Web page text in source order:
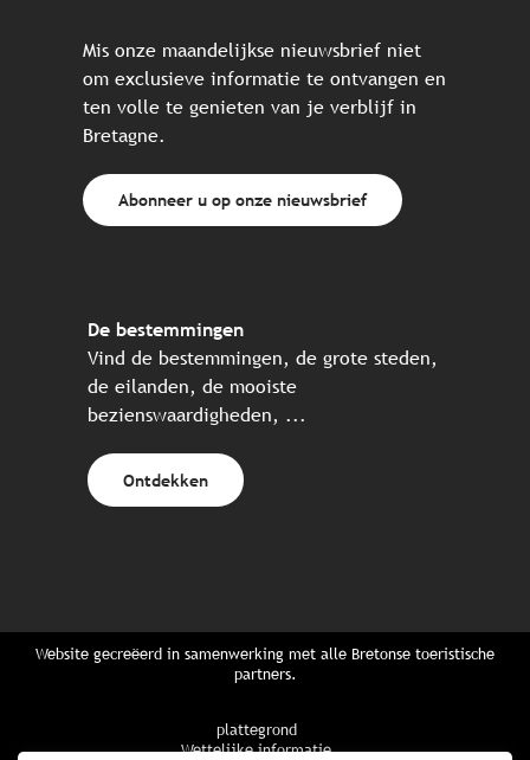
Mis onze maandelijkse nieuwsbrief niet
om exclusieve informatie te ontvangen en
ten volle te genieten van je verblijf in
Bretagne.
Abonneer u op onze nieuwsbrief
De bestemmingen
Vind de bestemmingen, de grote steden,
de eilanden, de mooiste
bezienswaardigheden, ...
Ontdekken
Website gecreëerd in samenwerking met alle Bretonse toeristische
partners.
plattegrond
Wettelijke informatie